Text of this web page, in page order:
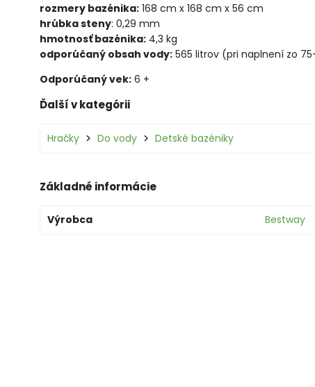
rozmery bazénika: 168 cm x 168 cm x 56 cm
hrúbka steny: 0,29 mm
hmotnosť bazénika: 4,3 kg
odporúčaný obsah vody: 565 litrov (pri naplnení zo
Odporúčaný vek: 6 +
Ďalší v kategórii
Hračky Do vody Detské bazéniky
Základné informácie
Výrobca Bestway